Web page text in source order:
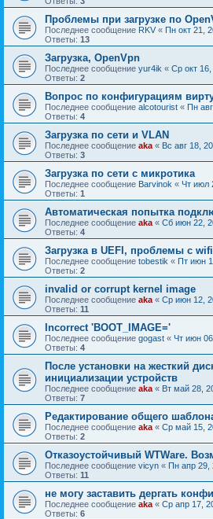
Проблемы при загрузке по
Последнее сообщение RKV « Пн окт 21,
Ответы: 13
Загрузка, OpenVpn
Последнее сообщение yur4ik « Ср окт
Ответы: 2
Вопрос по конфигурациям
Последнее сообщение alcotourist « Пн
Ответы: 4
Загрузка по сети и VLAN
Последнее сообщение aka « Вс авг 18,
Ответы: 3
Загрузка по сети с микротика
Последнее сообщение Barvinok « Чт июл
Ответы: 1
Автоматическая попытка
Последнее сообщение aka « Сб июн 22,
Ответы: 4
Загрузка в UEFI, проблемы с wifi
Последнее сообщение tobestik « Пт июн
Ответы: 2
invalid or corrupt kernel image
Последнее сообщение aka « Ср июн 12,
Ответы: 11
Incorrect 'BOOT_IMAGE='
Последнее сообщение gogast « Чт июн
Ответы: 4
После установки на жесткий
инициализации устройств
Последнее сообщение aka « Вт май 28,
Ответы: 7
Редактирование общего
Последнее сообщение aka « Ср май 15,
Ответы: 2
Отказоустойчивый WTWare.
Последнее сообщение vicyn « Пн апр 29,
Ответы: 11
не могу заставить дергать
Последнее сообщение aka « Ср апр 17,
Ответы: 6